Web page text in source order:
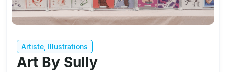
Artiste Illustrations
Art By Sully